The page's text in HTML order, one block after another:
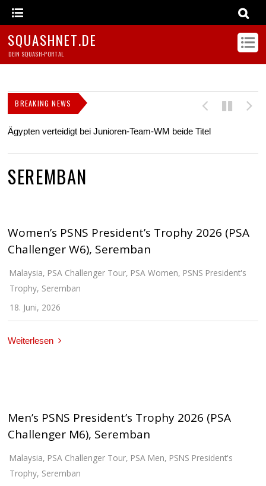
SQUASHNET.DE
DEIN SQUASH-PORTAL
BREAKING NEWS
Ägypten verteidigt bei Junioren-Team-WM beide Titel
SEREMBAN
Women’s PSNS President’s Trophy 2026 (PSA
Challenger W6), Seremban
Malaysia, PSA Challenger Tour, PSA Women, PSNS President's
Trophy, Seremban
18. Juni, 2026
Weiterlesen
Men’s PSNS President’s Trophy 2026 (PSA
Challenger M6), Seremban
Malaysia, PSA Challenger Tour, PSA Men, PSNS President's
Trophy, Seremban